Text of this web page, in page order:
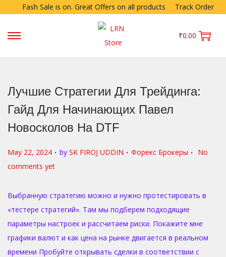
Fash Sale is on. Great Offers on all products Track Order
₹0.00
Лучшие Стратегии Для Трейдинга:
Гайд Для Начинающих Павел
Новосколов На DTF
P
o
t
e
d
o
n
May 22, 2024 . by SK FIROJ UDDIN . P
t
e
d
n
Форекс Брокеры . No
comments yet
Выбранную стратегию можно и нужно протестировать в
«тестере стратегий». Там мы подберем подходящие
параметры настроек и рассчитаем риски. Покажите мне
графики валют и как цена на рынке двигается в реальном
времени Пробуйте открывать сделки в соответствии с